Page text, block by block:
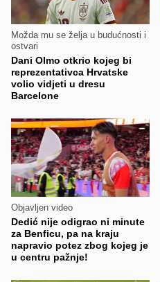
Možda mu se želja u budućnosti i
ostvari
Dani Olmo otkrio kojeg bi
reprezentativca Hrvatske
volio vidjeti u dresu
Barcelone
Objavljen video
Dedić nije odigrao ni minute
za Benficu, pa na kraju
napravio potez zbog kojeg je
u centru pažnje!